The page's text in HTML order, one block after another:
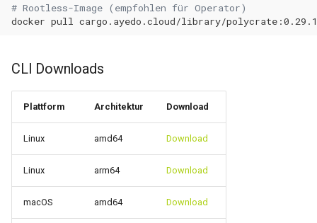
# Rootless-Image (empfohlen für Operator)
docker pull
CLI Downloads
Plattform Architektur Download
Linux amd64 Download
Linux arm64 Download
macOS amd64 Download